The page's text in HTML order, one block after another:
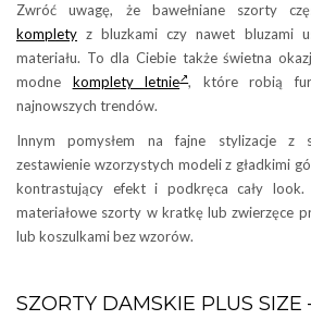
Zwróć uwagę, że bawełniane szorty
komplety z bluzkami czy nawet bluzami
materiału. To dla Ciebie także świetna
modne komplety letnie , które robią
najnowszych trendów.
Innym pomysłem na fajne stylizacje z
zestawienie wzorzystych modeli z gładkimi
kontrastujący efekt i podkręca cały look.
materiałowe szorty w kratkę lub zwierzęce
lub koszulkami bez wzorów.
SZORTY DAMSKIE PLUS SIZE